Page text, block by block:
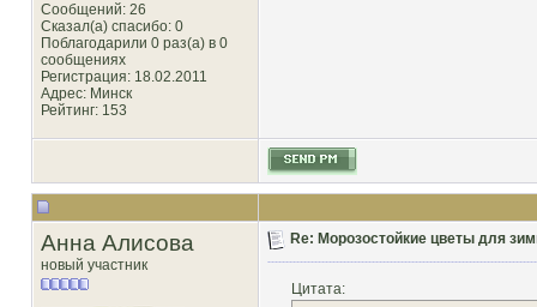
Сообщений: 26
Сказал(а) спасибо: 0
Поблагодарили 0 раз(а) в 0
сообщениях
Регистрация: 18.02.2011
Адрес: Минск
Рейтинг: 153
Анна Алисова
новый участник
Re: Морозостойкие цветы для
Цитата: